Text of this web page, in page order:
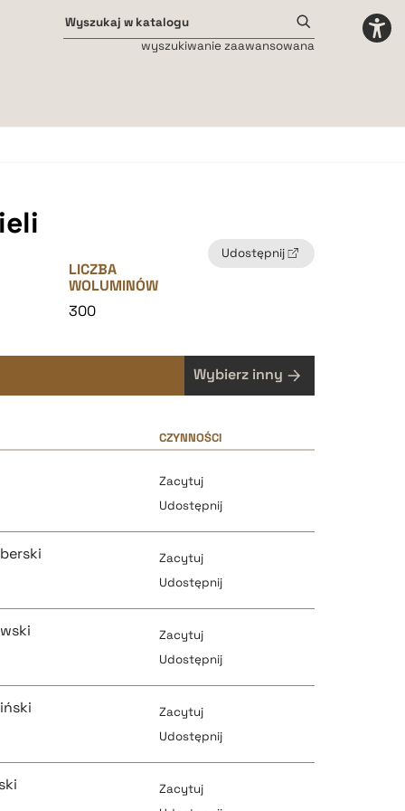
wyszukiwanie zaawansowana
Udostępnij
LICZBA
WOLUMINÓW
300
Wybierz inny
CZYNNOŚCI
Zacytuj
Udostępnij
pobierz cytat
pobierz cytat
Zacytuj
Udostępnij
pobierz cytat
Zacytuj
Udostępnij
pobierz cytat
Zacytuj
Udostępnij
Zacytuj